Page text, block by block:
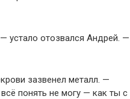
устало отозвался Андрей. —
зазвенел металл. —
понять не могу — как ты с